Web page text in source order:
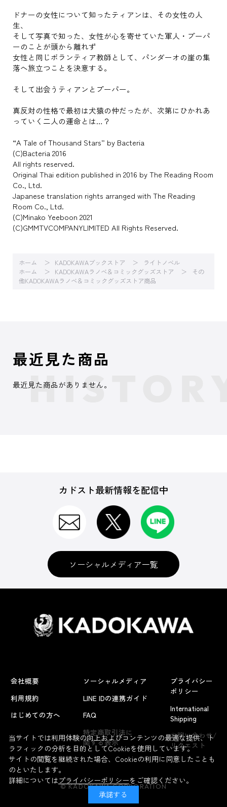
ドナーの女性について知ったティアンは、その女性の人
生、
そして写真で知った、女性が心を寄せていた軍人・プーパ
ーのことが頭から離れず
女性と同じボランティア教師として、パンダーオの崖の集
落へ旅立つことを決意する。
そして出会うティアンとプーパー。
真反対の性格で最初は犬猿の仲だったが、次第にひかれあ
っていく二人の運命とは…？
“A Tale of Thousand Stars” by Bacteria
(C)Bacteria 2016
All rights reserved.
Original Thai edition published in 2016 by The Reading Room
Co., Ltd.
Japanese translation rights arranged with The Reading
Room Co., Ltd.
(C)Minako Yeeboon 2021
(C)GMMTVCOMPANYLIMITED All Rights Reserved.
ホーム KADOKAWAブックストア
ライトノベル
ホーム
KADOKAWAラノベ＆コミックグッズストア
その
他KADOKAWAラノベ＆コミックグッズストア商品
よくあるお問い合わせ
最近見た商品
最近見た商品がありません。
カドスト最新情報を配信中
ソーシャルメディア一覧
会社概要
利用規約
はじめての方へ
ソーシャルメディア
LINE IDの連携ガイド
FAQ
特定商取引法に
関する表示
プライバシー
ポリシー
International
Shipping
お問い合わせ/
リクエスト
© KADOKAWA CORPORATION
当サイトでは利用体験の向上およびコンテンツの最適な提供、ト
ラフィックの分析を目的としてCookieを使用しています。
サイトの閲覧を継続された場合、Cookieの利用に同意したことも
のといたします。
詳細についてはプライバシーポリシーをご確認ください。
承諾する